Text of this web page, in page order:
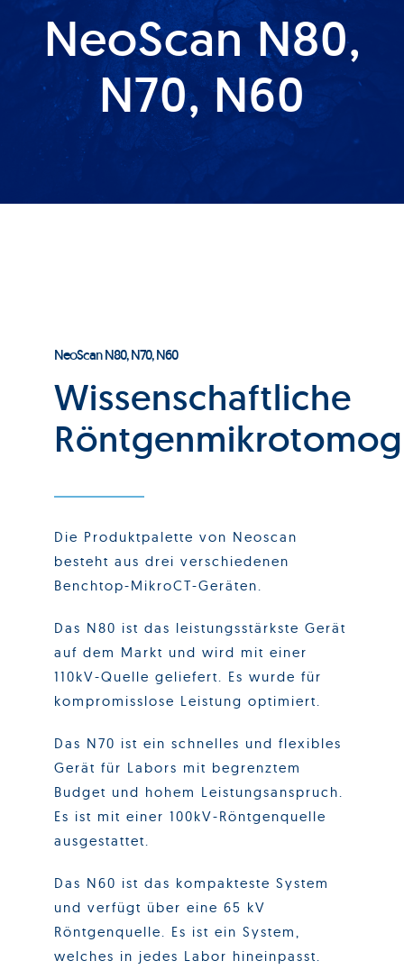
Produkte
Services
Auftragslabor
NeoScan N80,
N70, N60
NeoScan N80, N70, N60
Wissenschaftliche
Die Produktpalette von Neoscan
besteht aus drei verschiedenen
Benchtop-MikroCT-Geräten.
Das N80 ist das leistungsstärkste Gerät
auf dem Markt und wird mit einer
110kV-Quelle geliefert. Es wurde für
kompromisslose Leistung optimiert.
Das N70 ist ein schnelles und flexibles
Gerät für Labors mit begrenztem
Budget und hohem Leistungsanspruch.
Es ist mit einer 100kV-Röntgenquelle
ausgestattet.
Das N60 ist das kompakteste System
und verfügt über eine 65 kV
Röntgenquelle. Es ist ein System,
welches in jedes Labor hineinpasst.